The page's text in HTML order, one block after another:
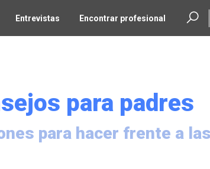
Entrevistas Encontrar profesional
para padres
para hacer frente a las